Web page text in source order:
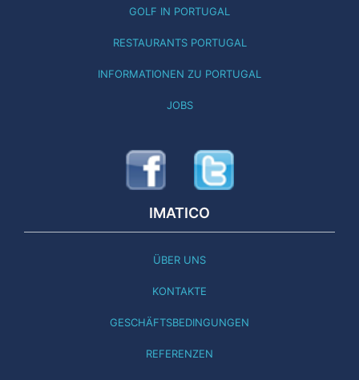
GOLF IN PORTUGAL
RESTAURANTS PORTUGAL
INFORMATIONEN ZU PORTUGAL
JOBS
IMATICO
ÜBER UNS
KONTAKTE
GESCHÄFTSBEDINGUNGEN
REFERENZEN